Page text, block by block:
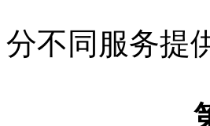
分不同服务提